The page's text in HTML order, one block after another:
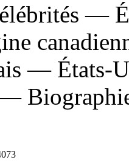
—
— États-